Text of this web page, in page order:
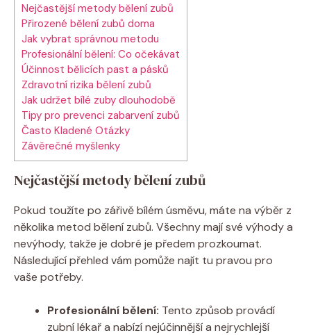
Nejčastější metody bělení zubů
Přirozené bělení zubů doma
Jak vybrat správnou metodu
Profesionální bělení: Co očekávat
Účinnost bělicích past a pásků
Zdravotní rizika bělení zubů
Jak udržet bílé zuby dlouhodobě
Tipy pro prevenci zabarvení zubů
Často Kladené Otázky
Závěrečné myšlenky
Nejčastější metody bělení zubů
Pokud toužíte po zářivě bílém úsměvu, máte na výběr z
několika metod bělení zubů. Všechny mají své výhody a
nevýhody, takže je dobré je předem prozkoumat.
Následující přehled vám pomůže najít tu pravou pro
vaše potřeby.
Profesionální bělení: Tento způsob provádí
zubní lékař a nabízí nejúčinnější a nejrychlejší